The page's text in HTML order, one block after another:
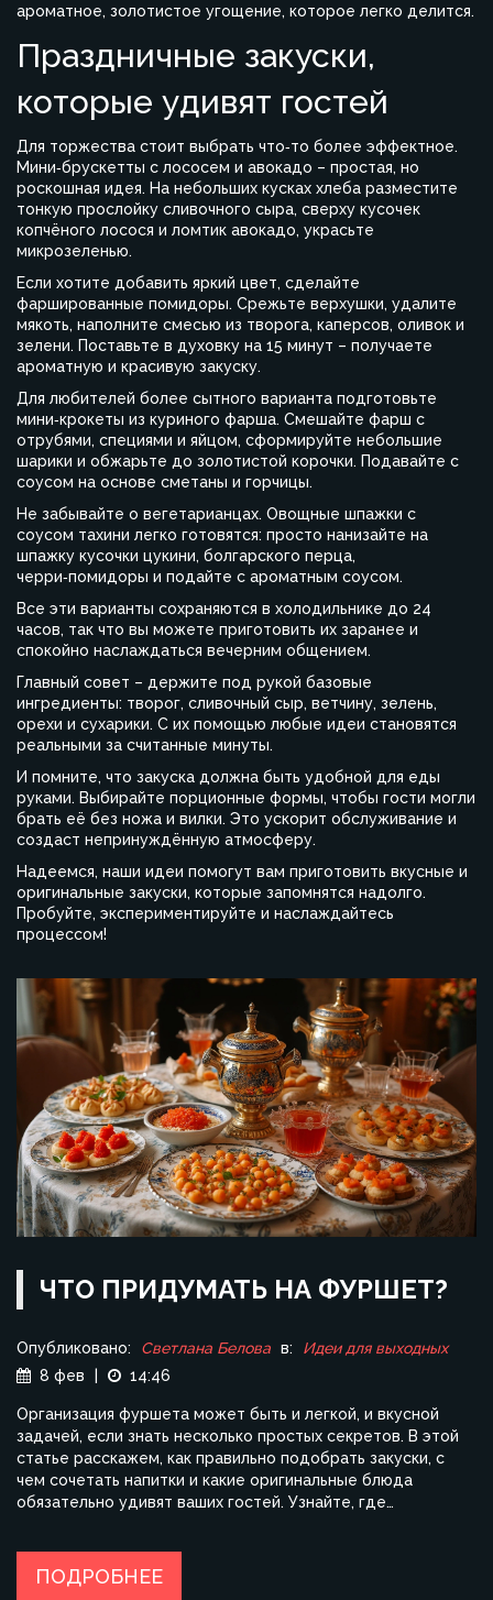
ароматное, золотистое угощение, которое легко делится.
Праздничные закуски,
которые удивят гостей
Для торжества стоит выбрать что‑то более эффектное.
Мини‑брускетты с лососем и авокадо – простая, но
роскошная идея. На небольших кусках хлеба разместите
тонкую прослойку сливочного сыра, сверху кусочек
копчёного лосося и ломтик авокадо, украсьте
микрозеленью.
Если хотите добавить яркий цвет, сделайте
фаршированные помидоры. Срежьте верхушки, удалите
мякоть, наполните смесью из творога, каперсов, оливок и
зелени. Поставьте в духовку на 15 минут – получаете
ароматную и красивую закуску.
Для любителей более сытного варианта подготовьте
мини‑крокеты из куриного фарша. Смешайте фарш с
отрубями, специями и яйцом, сформируйте небольшие
шарики и обжарьте до золотистой корочки. Подавайте с
соусом на основе сметаны и горчицы.
Не забывайте о вегетарианцах. Овощные шпажки с
соусом тахини легко готовятся: просто нанизайте на
шпажку кусочки цукини, болгарского перца,
черри‑помидоры и подайте с ароматным соусом.
Все эти варианты сохраняются в холодильнике до 24
часов, так что вы можете приготовить их заранее и
спокойно наслаждаться вечерним общением.
Главный совет – держите под рукой базовые
ингредиенты: творог, сливочный сыр, ветчину, зелень,
орехи и сухарики. С их помощью любые идеи становятся
реальными за считанные минуты.
И помните, что закуска должна быть удобной для еды
руками. Выбирайте порционные формы, чтобы гости могли
брать её без ножа и вилки. Это ускорит обслуживание и
создаст непринуждённую атмосферу.
Надеемся, наши идеи помогут вам приготовить вкусные и
оригинальные закуски, которые запомнятся надолго.
Пробуйте, экспериментируйте и наслаждайтесь
процессом!
ЧТО ПРИДУМАТЬ НА ФУРШЕТ?
Опубликовано: Светлана Белова в:
Идеи для выходных
8 фев
14:46
Организация фуршета может быть и легкой, и вкусной
задачей, если знать несколько простых секретов. В этой
статье расскажем, как правильно подобрать закуски, с
чем сочетать напитки и какие оригинальные блюда
обязательно удивят ваших гостей. Узнайте, где
сделать вечер незабываемым.
ПОДРОБНЕЕ